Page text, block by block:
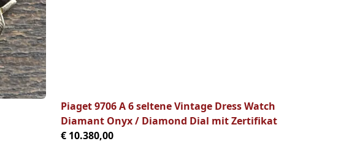
Piaget 9706 A 6 seltene Vintage Dress Watch
Diamant Onyx / Diamond Dial mit Zertifikat
€ 10.380,00